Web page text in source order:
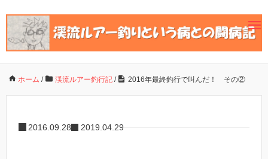
ホーム / 渓流ルアー釣行記 / 2016年最終釣行で叫んだ！ その②
2016.09.28 2019.04.29